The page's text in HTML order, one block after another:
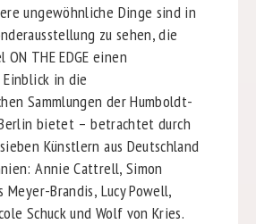
ungewöhnliche Dinge sind in
zu sehen, die
THE EDGE einen
in die
Sammlungen der Humboldt-
bietet – betrachtet durch
Künstlern aus Deutschland
Annie Cattrell, Simon
Brandis, Lucy Powell,
Schuck und Wolf von Kries.